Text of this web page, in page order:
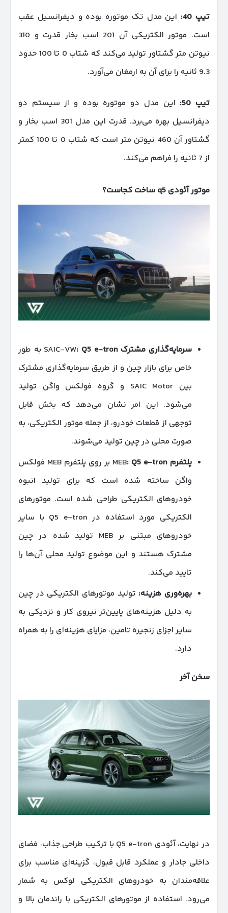
تیپ 40:
این مدل تک موتوره بوده و دیفرانسیل عقب
است. موتور الکتریکی آن 201 اسب بخار قدرت و 310
نیوتن متر گشتاور تولید می‌کند که شتاب 0 تا 100 حدود
9.3 ثانیه را برای آن به ارمغان می‌آورد.
تیپ 50:
این مدل دو موتوره بوده و از سیستم دو
دیفرانسیل بهره می‌برد. قدرت این مدل 301 اسب بخار و
گشتاور آن 460 نیوتن متر است که شتاب 0 تا 100 کمتر
از 7 ثانیه را فراهم می‌کند.
موتور آئودی q5 ساخت کجاست؟
سرمایه‌گذاری مشترک SAIC-VW
: Q5 e-tron
به طور
خاص برای بازار چین و از طریق سرمایه‌گذاری مشترک
بین SAIC Motor و گروه فولکس واگن تولید
می‌شود. این امر نشان می‌دهد که بخش قابل
توجهی از قطعات خودرو، از جمله موتور الکتریکی، به
صورت محلی در چین تولید می‌شوند.
پلتفرم
: Q5 e-tron
بر روی پلتفرم MEB فولکس
واگن ساخته شده است که برای تولید انبوه
خودروهای الکتریکی طراحی شده است. موتورهای
الکتریکی مورد استفاده در Q5 e-tron با سایر
خودروهای مبتنی بر MEB تولید شده در چین
مشترک هستند و این موضوع تولید محلی آن‌ها را
تایید می‌کند.
بهره‌وری هزینه: تولید موتورهای الکتریکی در چین
به دلیل هزینه‌های پایین‌تر نیروی کار و نزدیکی به
سایر اجزای زنجیره تامین، مزایای هزینه‌ای را به همراه
دارد.
سخن آخر
در نهایت، آئودی Q5 e-tron با ترکیب طراحی جذاب، فضای
داخلی جادار و عملکرد قابل قبول، گزینه‌ای مناسب برای
علاقه‌مندان به خودروهای الکتریکی لوکس به شمار
می‌رود. استفاده از موتورهای الکتریکی با راندمان بالا و